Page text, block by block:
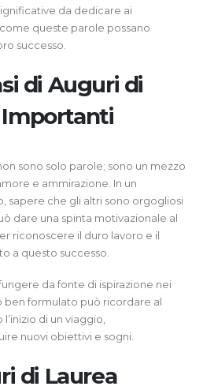
da dedicare ai
queste parole possano
successo.
di Auguri di
Importanti
sono solo parole; sono un mezzo
e ammirazione. In un
sapere che gli altri sono orgogliosi
dare una spinta motivazionale al
riconoscere il duro lavoro e il
a questo successo.
da fonte di ispirazione nei
ben formulato può ricordare al
di un viaggio,
nuovi obiettivi e sogni.
di Laurea